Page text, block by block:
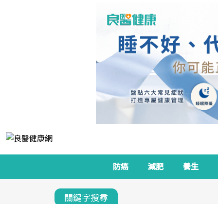
防癌 減肥 養生
關鍵字搜尋